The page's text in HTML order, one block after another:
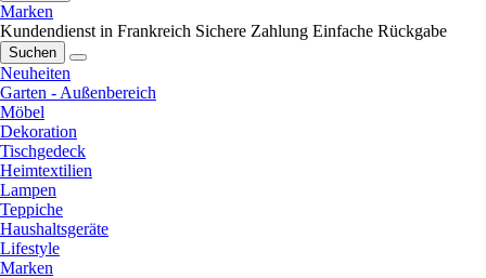
Marken
Kundendienst in Frankreich Sichere Zahlung Einfache Rückgabe
Suchen
Neuheiten
Garten - Außenbereich
Möbel
Dekoration
Tischgedeck
Heimtextilien
Lampen
Teppiche
Haushaltsgeräte
Lifestyle
Marken